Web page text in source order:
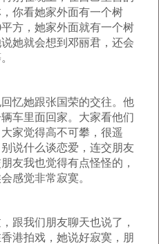
你看她家外面有一个树
平方，她家外面就有一个树
她就会想到邓丽君，还会
忆她跟张国荣的交往。他
车里面回家。大家看他们
家觉得高不可攀，很遥
说什么谈恋爱，连交朋友
友我也觉得有点怪怪的，
感觉非常寂寞。
跟我们朋友聊天也说了，
港拍戏，她说好寂寞，朋